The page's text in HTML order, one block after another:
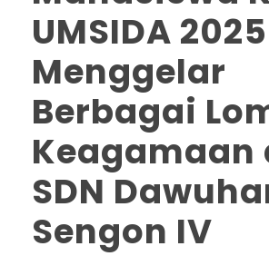
UMSIDA 2025
Menggelar
Berbagai
Keagamaan
SDN
Sengon IV